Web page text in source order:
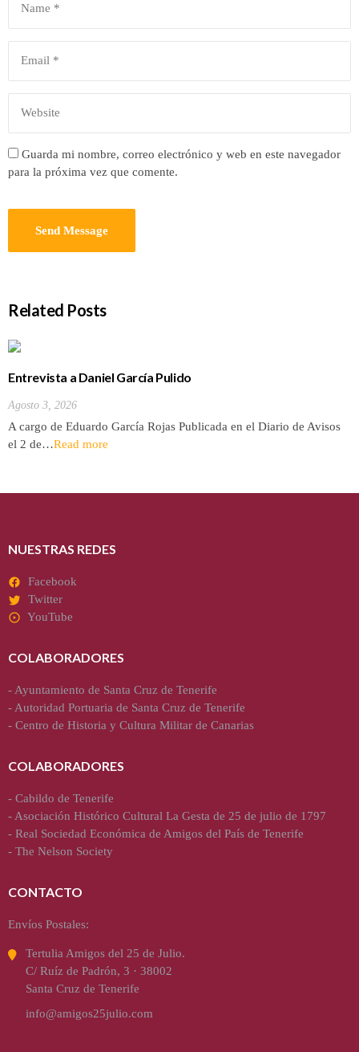
Guarda mi nombre, correo electrónico y web en este navegador
para la próxima vez que comente.
Related Posts
Entrevista a Daniel García Pulido
Agosto 3, 2026
A cargo de Eduardo García Rojas Publicada en el Diario de Avisos
el 2 de…Read more
NUESTRAS REDES
Facebook
Twitter
YouTube
COLABORADORES
- Ayuntamiento de Santa Cruz de Tenerife
- Autoridad Portuaria de Santa Cruz de Tenerife
- Centro de Historia y Cultura Militar de Canarias
COLABORADORES
- Cabildo de Tenerife
- Asociación Histórico Cultural La Gesta de 25 de julio de 1797
- Real Sociedad Económica de Amigos del País de Tenerife
- The Nelson Society
CONTACTO
Envíos Postales:
Tertulia Amigos del 25 de Julio.
C/ Ruíz de Padrón, 3 · 38002
Santa Cruz de Tenerife
info@amigos25julio.com